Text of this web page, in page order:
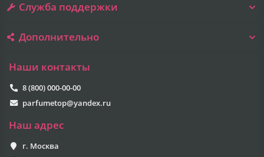
Служба поддержки
Дополнительно
Наши контакты
8 (800) 000-00-00
parfumetop@yandex.ru
Наш адрес
г. Москва